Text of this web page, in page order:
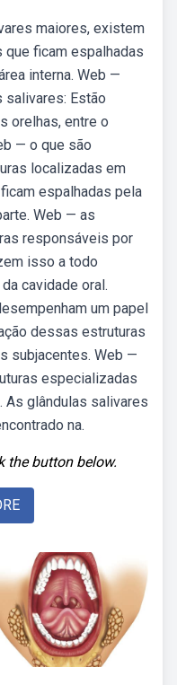
maiores, existem
ficam espalhadas
interna. Web —
Estão
orelhas, entre o
— o que são
localizadas em
espalhadas pela
Web — as
responsáveis por
isso a todo
cavidade oral.
um papel
dessas estruturas
subjacentes. Web —
especializadas
As glândulas salivares
na.
the button below.